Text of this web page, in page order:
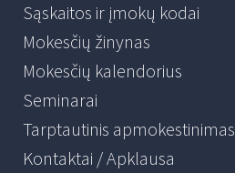
Sąskaitos ir įmokų kodai
Mokesčių žinynas
Mokesčių kalendorius
Seminarai
Tarptautinis apmokestinimas
Kontaktai / Apklausa